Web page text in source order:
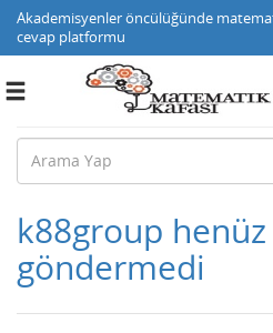
Akademisyenler öncülüğünde
cevap platformu
Toggle
k88group
göndermedi